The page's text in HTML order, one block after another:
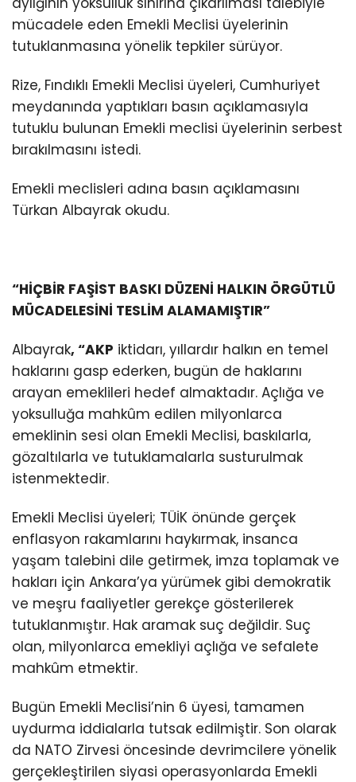
mücadele eden Emekli Meclisi üyelerinin
tutuklanmasına yönelik tepkiler sürüyor.
Rize, Fındıklı Emekli Meclisi üyeleri, Cumhuriyet
meydanında yaptıkları basın açıklamasıyla
tutuklu bulunan Emekli meclisi üyelerinin serbest
bırakılmasını istedi.
Emekli meclisleri adına basın açıklamasını
Türkan Albayrak okudu.
“HİÇBİR FAŞİST BASKI DÜZENİ HALKIN ÖRGÜTLÜ
MÜCADELESİNİ TESLİM ALAMAMIŞTIR”
Albayrak, “AKP iktidarı, yıllardır halkın en temel
haklarını gasp ederken, bugün de haklarını
arayan emeklileri hedef almaktadır. Açlığa ve
yoksulluğa mahkûm edilen milyonlarca
emeklinin sesi olan Emekli Meclisi, baskılarla,
gözaltılarla ve tutuklamalarla susturulmak
istenmektedir.
Emekli Meclisi üyeleri; TÜİK önünde gerçek
enflasyon rakamlarını haykırmak, insanca
yaşam talebini dile getirmek, imza toplamak ve
hakları için Ankara’ya yürümek gibi demokratik
ve meşru faaliyetler gerekçe gösterilerek
tutuklanmıştır. Hak aramak suç değildir. Suç
olan, milyonlarca emekliyi açlığa ve sefalete
mahkûm etmektir.
Bugün Emekli Meclisi’nin 6 üyesi, tamamen
uydurma iddialarla tutsak edilmiştir. Son olarak
da NATO Zirvesi öncesinde devrimcilere yönelik
gerçekleştirilen siyasi operasyonlarda Emekli